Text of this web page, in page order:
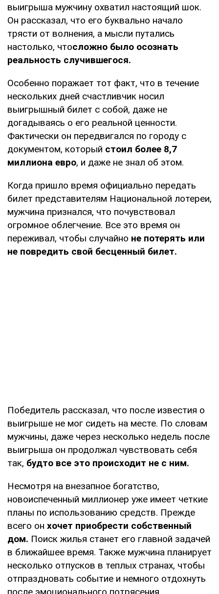
выигрыша мужчину охватил настоящий шок.
Он рассказал, что его буквально начало
трясти от волнения, а мысли путались
настолько, чтосложно было осознать
реальность случившегося.
Особенно поражает тот факт, что в течение
нескольких дней счастливчик носил
выигрышный билет с собой, даже не
догадываясь о его реальной ценности.
Фактически он передвигался по городу с
документом, который стоил более 8,7
миллиона евро, и даже не знал об этом.
Когда пришло время официально передать
билет представителям Национальной лотереи,
мужчина признался, что почувствовал
огромное облегчение. Все это время он
переживал, чтобы случайно не потерять или
не повредить свой бесценный билет.
Победитель рассказал, что после известия о
выигрыше не мог сидеть на месте. По словам
мужчины, даже через несколько недель после
выигрыша он продолжал чувствовать себя
так, будто все это происходит не с ним.
Несмотря на внезапное богатство,
новоиспеченный миллионер уже имеет четкие
планы по использованию средств. Прежде
всего он хочет приобрести собственный
дом. Поиск жилья станет его главной задачей
в ближайшее время. Также мужчина планирует
несколько отпусков в теплых странах, чтобы
отпраздновать событие и немного отдохнуть
после эмоционального потрясения.